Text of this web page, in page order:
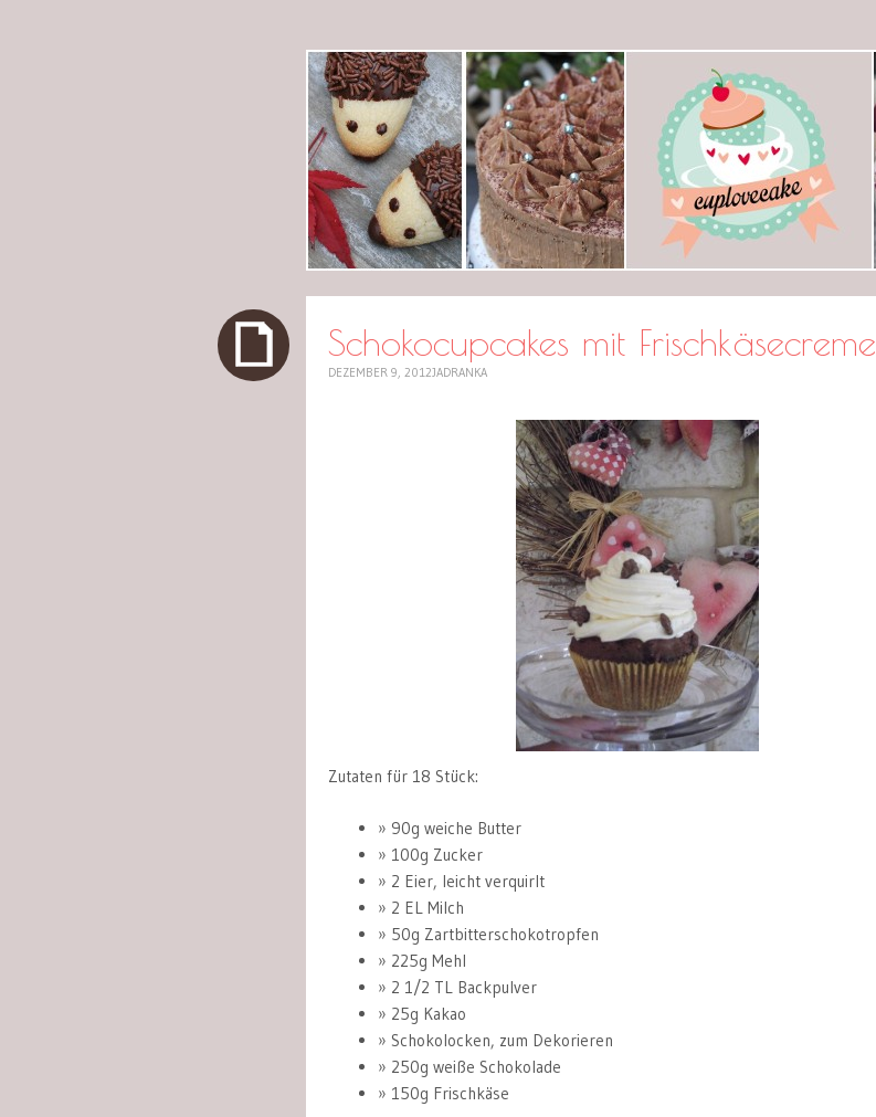
cuplovecake
Schokocupcakes mit Frischkäsecreme
DEZEMBER 9, 2012JADRANKA
Zutaten für 18 Stück:
90g weiche Butter
100g Zucker
2 Eier, leicht verquirlt
2 EL Milch
50g Zartbitterschokotropfen
225g Mehl
2 1/2 TL Backpulver
25g Kakao
Schokolocken, zum Dekorieren
250g weiße Schokolade
150g Frischkäse